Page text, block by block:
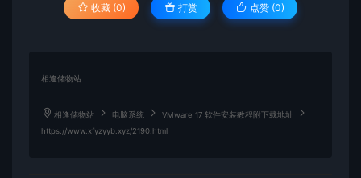
收藏 (0) 打赏 点赞 (0)
相逢储物站
相逢储物站 电脑系统
VMware 17 软件安装教程附下载地址
https://www.xfyzyyb.xyz/2190.html